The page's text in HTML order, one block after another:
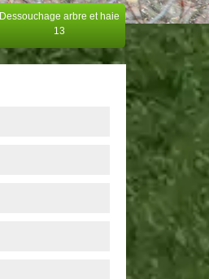
Dessouchage arbre et haie
13